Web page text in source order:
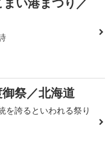
祭／北海道
を誇るといわれる祭り